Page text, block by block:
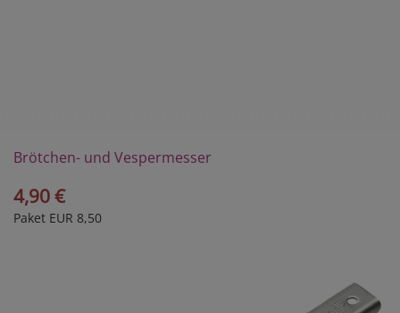
Brötchen- und Vespermesser
4,90 €
Paket EUR 8,50